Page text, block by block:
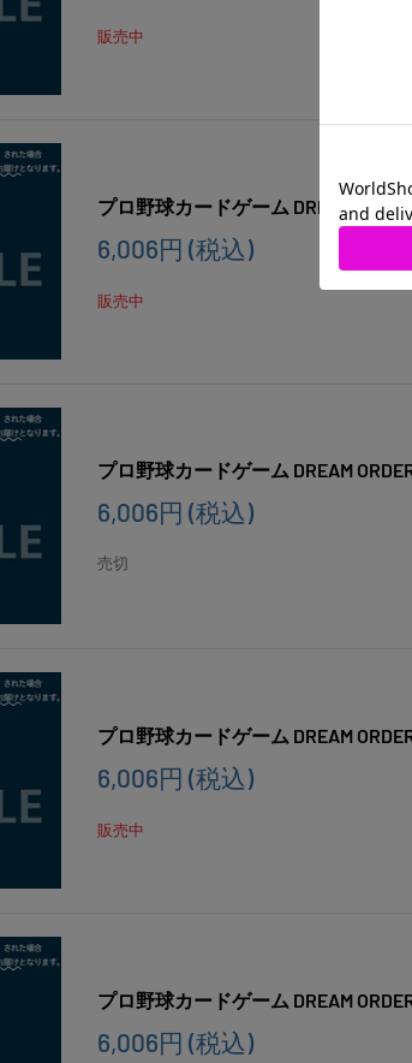
価
販売中
プロ野球カードゲーム DREAM
販
価
6,006円 (税込)
販売中
プロ野球カードゲーム DREAM
販
価
6,006円 (税込)
売切
プロ野球カードゲーム DREAM
販
価
6,006円 (税込)
販売中
プロ野球カードゲーム DREAM
販
6,006円 (税込)